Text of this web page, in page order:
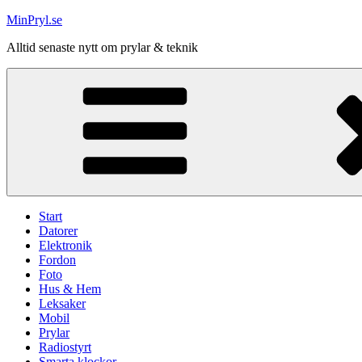
Hoppa
innehåll
MinPryl.se
Alltid senaste nytt om prylar & teknik
Start
Datorer
Elektronik
Fordon
Foto
Hus & Hem
Leksaker
Mobil
Prylar
Radiostyrt